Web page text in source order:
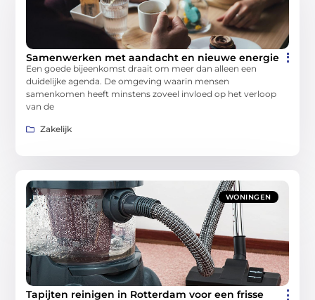
Samenwerken met aandacht en nieuwe energie
Een goede bijeenkomst draait om meer dan alleen een
duidelijke agenda. De omgeving waarin mensen
samenkomen heeft minstens zoveel invloed op het verloop
van de
Zakelijk
WONINGEN
Tapijten reinigen in Rotterdam voor een frisse